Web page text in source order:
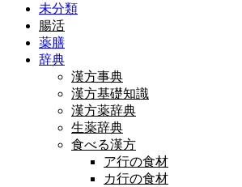
未分類
腸活
薬膳
辞典
漢方事典
漢方基礎知識
漢方薬辞典
生薬辞典
食べる漢方
ア行の食材
カ行の食材